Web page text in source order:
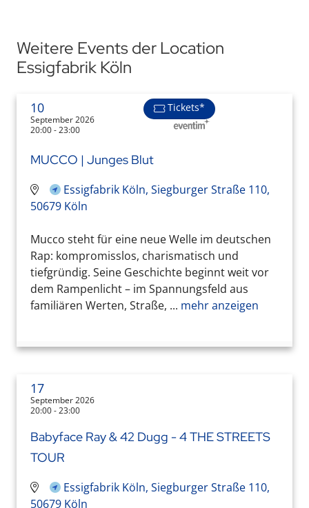
Weitere Events der Location
Essigfabrik Köln
10
September 2026
20:00 - 23:00
Tickets*
MUCCO | Junges Blut
Essigfabrik Köln, Siegburger Straße 110,
50679 Köln
Mucco steht für eine neue Welle im deutschen
Rap: kompromisslos, charismatisch und
tiefgründig. Seine Geschichte beginnt weit vor
dem Rampenlicht – im Spannungsfeld aus
familiären Werten, Straße, ... mehr anzeigen
17
September 2026
20:00 - 23:00
Babyface Ray & 42 Dugg - 4 THE STREETS
TOUR
Essigfabrik Köln, Siegburger Straße 110,
50679 Köln